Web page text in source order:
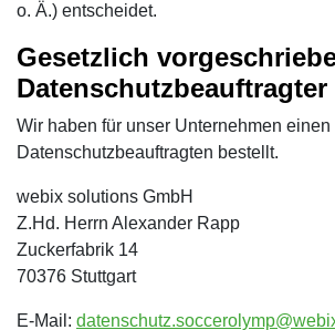
o. Ä.) entscheidet.
Gesetzlich
Datenschutzbeauftragter
Wir haben für unser Unternehmen einen
Datenschutzbeauftragten bestellt.
webix solutions GmbH
Z.Hd. Herrn Alexander Rapp
Zuckerfabrik 14
70376 Stuttgart
E-Mail: